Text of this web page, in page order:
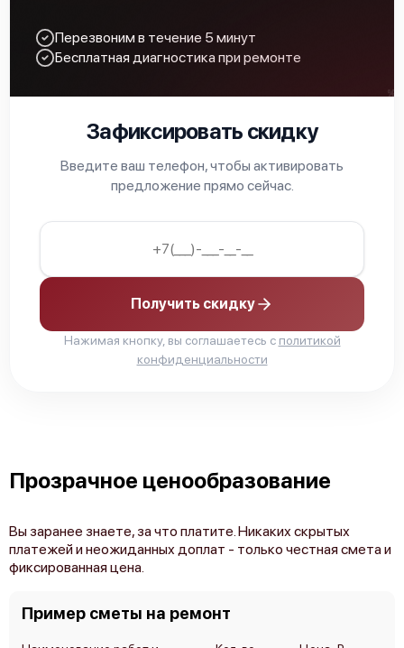
Перезвоним в течение 5 минут
Бесплатная диагностика при ремонте
Зафиксировать скидку
Введите ваш телефон, чтобы активировать
предложение прямо сейчас.
Получить скидку
Нажимая кнопку, вы соглашаетесь с политикой
конфиденциальности
Прозрачное ценообразование
Вы заранее знаете, за что платите. Никаких скрытых
платежей и неожиданных доплат - только честная смета и
фиксированная цена.
Пример сметы на ремонт